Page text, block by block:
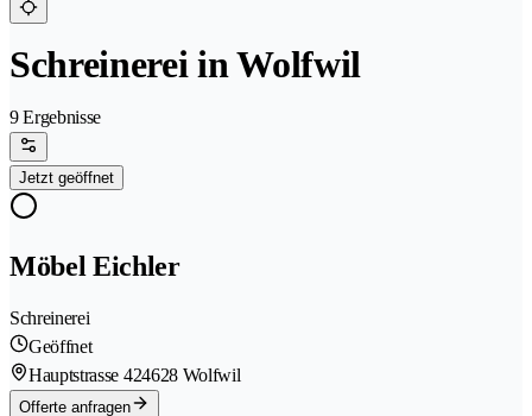
Schreinerei in Wolfwil
9 Ergebnisse
Jetzt geöffnet
Möbel Eichler
Schreinerei
Geöffnet
Hauptstrasse 424628 Wolfwil
Offerte anfragen